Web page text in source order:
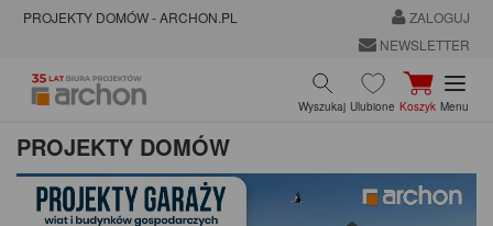
PROJEKTY DOMÓW - ARCHON.PL
ZALOGUJ
NEWSLETTER
Wyszukaj Ulubione Koszyk Menu
PROJEKTY DOMÓW